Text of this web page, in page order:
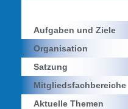
Aufgaben und Ziele
Organisation
Satzung
Mitgliedsfachbereiche
Aktuelle Themen